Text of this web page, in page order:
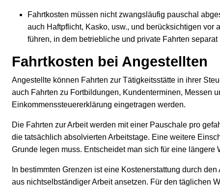
Fahrtkosten müssen nicht zwangsläufig pauschal
auch Haftpflicht, Kasko, usw., und berücksichtigen
führen, in dem betriebliche und private Fahrten
Fahrtkosten bei Angestellten
Angestellte können Fahrten zur Tätigkeitsstätte in ihrer
auch Fahrten zu Fortbildungen, Kundenterminen, Messen
Einkommenssteuererklärung eingetragen werden.
Die Fahrten zur Arbeit werden mit einer Pauschale pro
die tatsächlich absolvierten Arbeitstage. Eine weitere
Grunde legen muss. Entscheidet man sich für eine
In bestimmten Grenzen ist eine Kostenerstattung durch
aus nichtselbständiger Arbeit ansetzen. Für den täglichen